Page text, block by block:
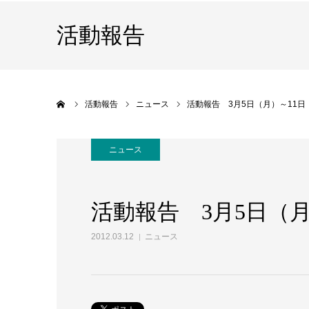
活動報告
活動報告 ニュース 活動報告 3月5日（月）～11日
ニュース
活動報告 3月5日（月
2012.03.12 ニュース